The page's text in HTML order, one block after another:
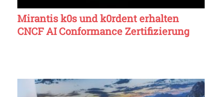
Mirantis k0s und k0rdent erhalten
CNCF AI Conformance Zertifizierung